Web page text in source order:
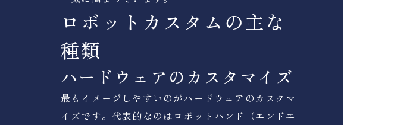
ロボットカスタムの主な
種類
ハードウェアのカスタマイズ
最もイメージしやすいのがハードウェアのカスタマ
イズです。代表的なのはロボットハンド（エンドエ